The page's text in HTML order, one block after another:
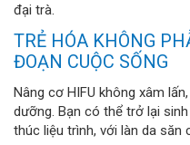
đại trà.
TRẺ HÓA KHÔNG
ĐOẠN CUỘC SỐNG
Nâng cơ HIFU không xâm
dưỡng. Bạn có thể trở lại
thúc liệu trình, với làn da săn